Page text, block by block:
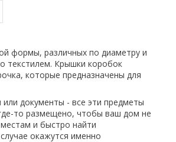
формы, различных по диаметру и
текстилем. Крышки коробок
которые предназначены для
документы - все эти предметы
то размещено, чтобы ваш дом не
и быстро найти
окажутся именно